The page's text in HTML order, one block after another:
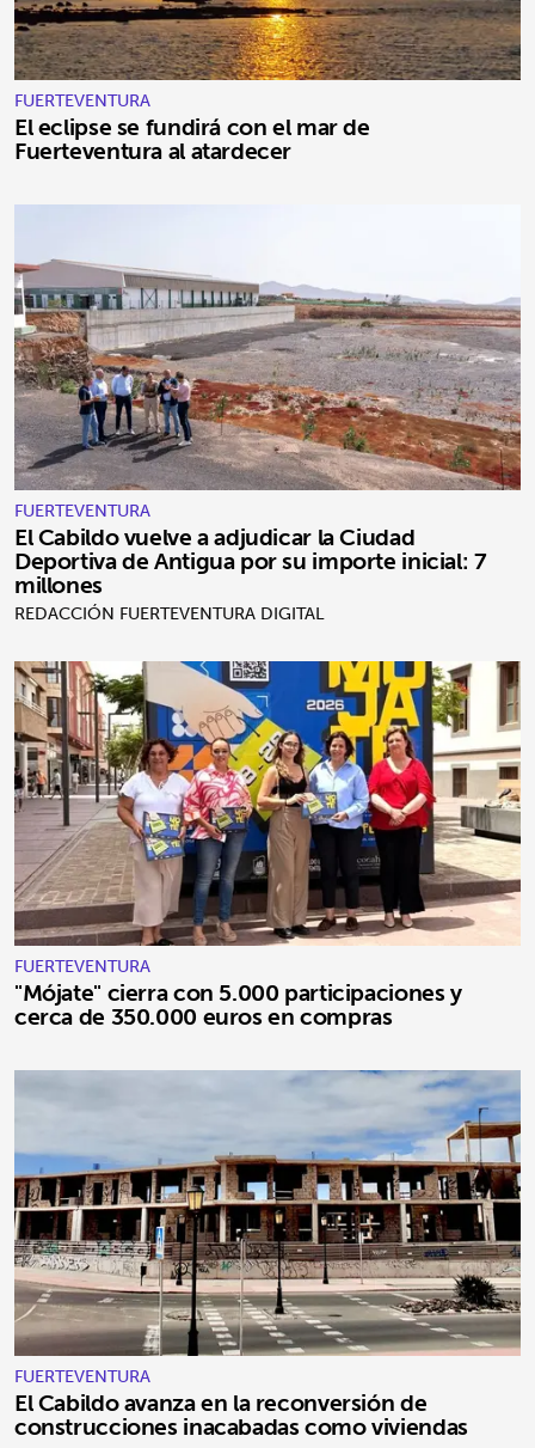
FUERTEVENTURA
El eclipse se fundirá con el mar de
Fuerteventura al atardecer
FUERTEVENTURA
El Cabildo vuelve a adjudicar la Ciudad
Deportiva de Antigua por su importe inicial: 7
millones
REDACCIÓN FUERTEVENTURA DIGITAL
FUERTEVENTURA
"Mójate" cierra con 5.000 participaciones y
cerca de 350.000 euros en compras
FUERTEVENTURA
El Cabildo avanza en la reconversión de
construcciones inacabadas como viviendas